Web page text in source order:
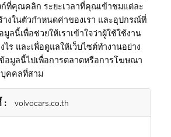
ที่คุณคลิก ระยะเวลาที่คุณเข้าชมแต่ละ
งในตัวกำหนดค่าของเรา และอุปกรณ์ที่
ลนี้เพื่อช่วยให้เราเข้าใจว่าผู้ใช้ใช้งาน
ไร และเพื่อดูแลให้เว็บไซต์ทำงานอย่าง
อมูลนี้ไปเพื่อการตลาดหรือการโฆษณา
บุคคลที่สาม
volvocars.co.th